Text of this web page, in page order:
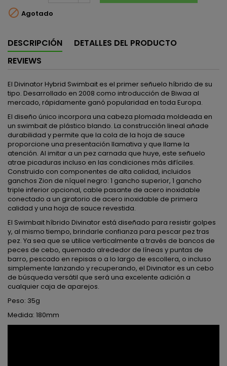
 Agotado
DESCRIPCIÓN
DETALLES DEL PRODUCTO
REVIEWS
El Divinator Hybrid Swimbait es el primer señuelo híbrido de su
tipo. Desarrollado en 2008 como introducción de Biwaa al
mercado, rápidamente ganó popularidad en toda Europa.
El diseño único incorpora una cabeza plomada moldeada en
un swimbait de plástico blando. La construcción lineal añade
durabilidad y permite que la cola de la hoja de sauce
proporcione una presentación llamativa y que llame la
atención. Al imitar a un pez carnada que huye, este señuelo
atrae picaduras incluso en las condiciones más difíciles.
Construido con componentes de alta calidad, incluidos
ganchos Zion de níquel negro: 1 gancho superior, 1 gancho
triple inferior opcional, cable pasante de acero inoxidable
conectado a un giratorio de acero inoxidable de primera
calidad y una hoja de sauce revestida.
El Swimbait híbrido Divinator está diseñado para resistir golpes
y, al mismo tiempo, brindarle confianza para pescar pez tras
pez. Ya sea que se utilice verticalmente a través de bancos de
peces de cebo, quemado alrededor de líneas y puntas de
barro, pescado en repisas o a lo largo de escollera, o incluso
simplemente lanzando y recuperando, el Divinator es un cebo
de búsqueda versátil que será una excelente adición a
cualquier caja de aparejos.
Peso: 35g
Medida: 180mm